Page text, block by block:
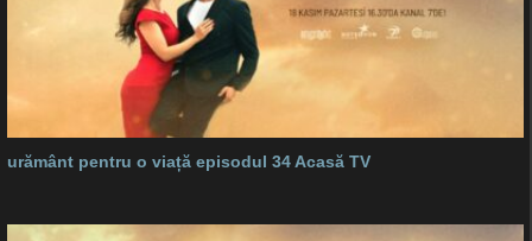
urământ pentru o viață episodul 34 Acasă TV